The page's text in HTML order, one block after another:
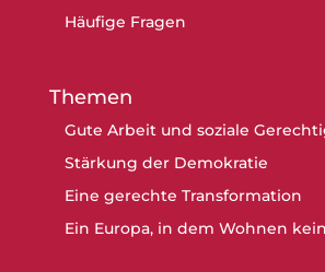
Häufige Fragen
Themen
Gute Arbeit und soziale
Stärkung der Demokratie
Eine gerechte Transformation
Ein Europa, in dem Wohnen